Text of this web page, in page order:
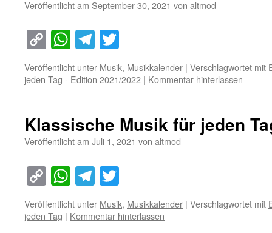
Veröffentlicht am September 30, 2021 von altmod
Copy
Link
WhatsApp
Telegram
Veröffentlicht unter Musik, Musikkalender | Verschlagwortet mit
jeden Tag - Edition 2021/2022 | Kommentar hinterlassen
Klassische Musik für jeden
Veröffentlicht am Juli 1, 2021 von altmod
Copy
Link
WhatsApp
Telegram
Veröffentlicht unter Musik, Musikkalender | Verschlagwortet mit
jeden Tag | Kommentar hinterlassen